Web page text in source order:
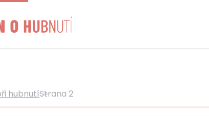
hubnutíStrana 2